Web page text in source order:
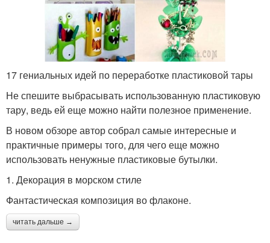
17 гениальных идей по переработке пластиковой тары
Не спешите выбрасывать использованную пластиковую
тару, ведь ей еще можно найти полезное применение.
В новом обзоре автор собрал самые интересные и
практичные примеры того, для чего еще можно
использовать ненужные пластиковые бутылки.
1. Декорация в морском стиле
Фантастическая композиция во флаконе.
читать дальше →